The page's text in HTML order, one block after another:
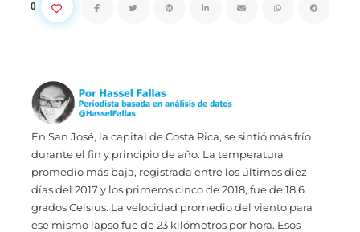
0
En San José, la capital de Costa Rica, se sintió más frío
durante el fin y principio de año. La temperatura
promedio más baja, registrada entre los últimos diez
días del 2017 y los primeros cinco de 2018, fue de 18,6
grados Celsius. La velocidad promedio del viento para
ese mismo lapso fue de 23 kilómetros por hora. Esos